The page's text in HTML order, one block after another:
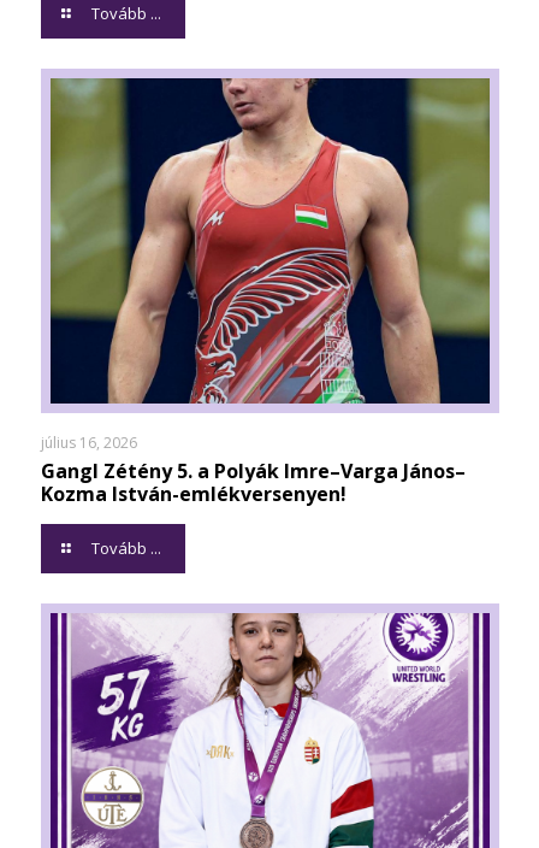
Tovább ...
július 16, 2026
Gangl Zétény 5. a Polyák Imre–Varga János–
Kozma István-emlékversenyen!
Tovább ...